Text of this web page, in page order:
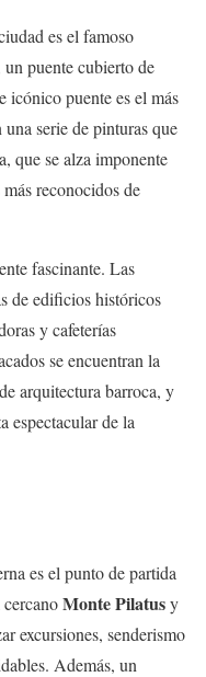
es el famoso
un puente cubierto de
icónico puente es el más
serie de pinturas que
que se alza imponente
reconocidos de
fascinante. Las
de edificios históricos
y cafeterías
se encuentran la
arquitectura barroca, y
espectacular de la
es el punto de partida
Monte Pilatusy
excursiones, senderismo
Además, un